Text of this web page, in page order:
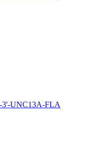
3'-UNC13A-FLA